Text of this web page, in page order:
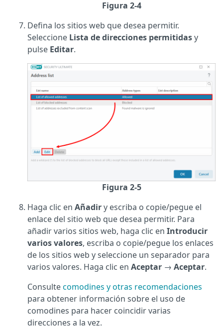
Figura 2-4
Defina los sitios web que desea permitir.
Seleccione Lista de direcciones permitidasy
pulse Editar.
Figura 2-5
Haga clic en Añadiry escriba o copie/pegue el
enlace del sitio web que desea permitir. Para
añadir varios sitios web, haga clic en Introducir
varios valores, escriba o copie/pegue los enlaces
de los sitios web y seleccione un separador para
varios valores. Haga clic en Aceptar → Aceptar.
Consultecomodines y otras recomendaciones
para obtener información sobre el uso de
comodines para hacer coincidir varias
direcciones a la vez.